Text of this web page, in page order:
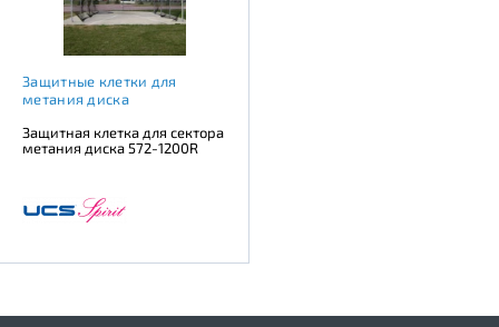
Защитные клетки для
метания диска
Защитная клетка для сектора
метания диска 572-1200R